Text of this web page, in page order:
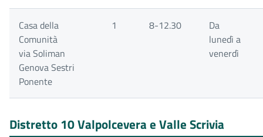
Casa della
Comunità
via Soliman
Genova Sestri
Ponente
1 8-12.30
Da
lunedì a
venerdì
Distretto 10 Valpolcevera e Valle Scrivia